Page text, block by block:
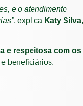
e o atendimento
, explica Katy Silva,
e respeitosa com os
beneficiários.